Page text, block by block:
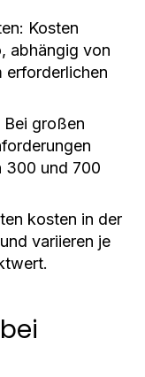
Kosten
abhängig von
erforderlichen
Bei großen
300 und 700
kosten in der
variieren je